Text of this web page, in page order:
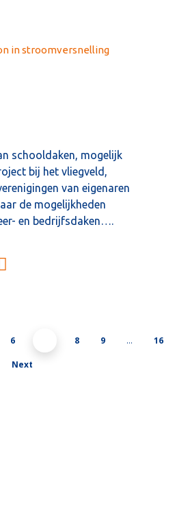
in stroomversnelling
schooldaken, mogelijk
bij het vliegveld,
van eigenaren
de mogelijkheden
en bedrijfsdaken….
6 8 9 … 16
Next